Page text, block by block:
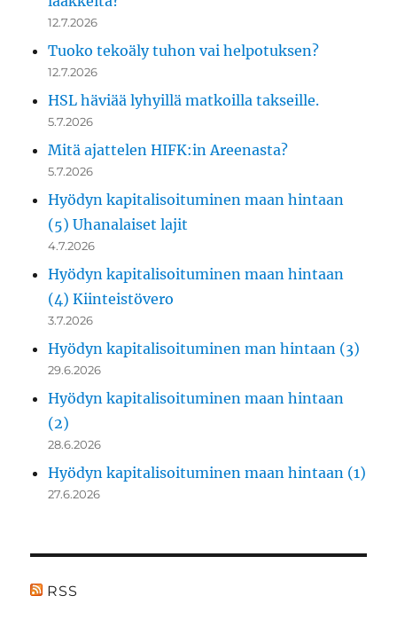
12.7.2026
Tuoko tekoäly tuhon vai helpotuksen?
12.7.2026
HSL häviää lyhyillä matkoilla takseille.
5.7.2026
Mitä ajattelen HIFK:in Areenasta?
5.7.2026
Hyödyn kapitalisoituminen maan hintaan
(5) Uhanalaiset lajit
4.7.2026
Hyödyn kapitalisoituminen maan hintaan
(4) Kiinteistövero
3.7.2026
Hyödyn kapitalisoituminen man hintaan (3)
29.6.2026
Hyödyn kapitalisoituminen maan hintaan
(2)
28.6.2026
Hyödyn kapitalisoituminen maan hintaan (1)
27.6.2026
RSS